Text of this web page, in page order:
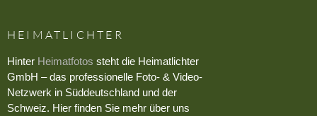
HEIMATLICHTER
Hinter Heimatfotos steht die Heimatlichter
GmbH – das professionelle Foto- & Video-
Netzwerk in Süddeutschland und der
Schweiz. Hier finden Sie mehr über uns